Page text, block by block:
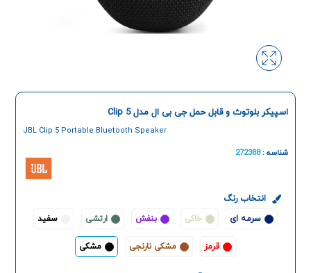
اسپیکر بلوتوث و قابل حمل جی بی ال مدل Clip 5
JBL Clip 5 Portable Bluetooth Speaker
شناسه :272388
انتخاب رنگ
سرمه ای
خاکی بنفش ارتشی سفید
قرمز مشکی نارنجی مشکی